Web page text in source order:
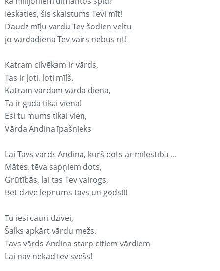
Ieskaties, šis skaistums Tevi mīt!
Daudz mīļu vardu Tev šodien veltu
jo vardadiena Tev vairs nebūs rīt!
Katram cilvēkam ir vārds,
Tas ir ļoti, ļoti mīļš.
Katram vārdam vārda diena,
Tā ir gadā tikai viena!
Esi tu mums tikai vien,
Vārda Andina īpašnieks
Lai Tavs vārds Andina, kurš dots ar mīlestību ...
Mātes, tēva sapņiem dots,
Grūtībās, lai tas Tev vairogs,
Bet dzīvē lepnums tavs un gods!!!
Tu iesi cauri dzīvei,
Šalks apkārt vārdu mežs.
Tavs vārds Andina starp citiem vārdiem
Lai nav nekad tev svešs!